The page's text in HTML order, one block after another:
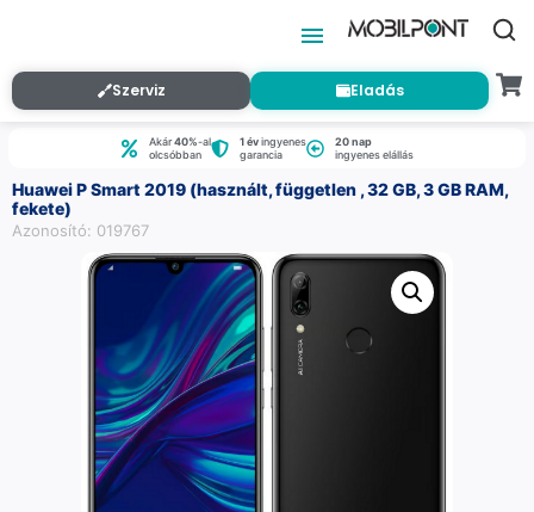
Szerviz Eladás
Akár40%-al
olcsóbban
1 évingyenes
garancia
20 nap
ingyenes elállás
Huawei P Smart 2019 (használt, független , 32 GB, 3 GB RAM,
fekete)
Azonosító: 019767